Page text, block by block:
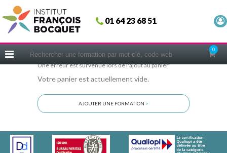
01 64 23 68 51
0
Fermer
ACCUEIL
CERIFICATIONS
INTRAS | SUR-MESURE
COACHING
NOUS CONNAÎTRE
CONSEILS MICRO-COACHING
Une erreur est survenue lors de l'ajout au panier
Votre panier est actuellement vide.
AJOUTER UNE FORMATION >